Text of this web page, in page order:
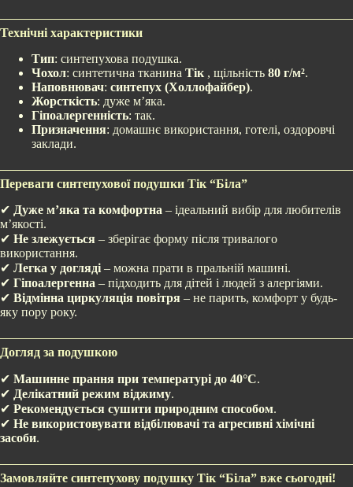
Технічні характеристики
Тип: синтепухова подушка.
Чохол: синтетична тканина Тік , щільність 80 г/м².
Наповнювач: синтепух (Холлофайбер).
Жорсткість: дуже м’яка.
Гіпоалергенність: так.
Призначення: домашнє використання, готелі, оздоровчі
заклади.
Переваги синтепухової подушки Тік “Біла”
✔ Дуже м’яка та комфортна – ідеальний вибір для любителів
м’якості.
✔ Не злежується – зберігає форму після тривалого
використання.
✔ Легка у догляді – можна прати в пральній машині.
✔ Гіпоалергенна – підходить для дітей і людей з алергіями.
✔ Відмінна циркуляція повітря – не парить, комфорт у будь-
яку пору року.
Догляд за подушкою
✔ Машинне прання при температурі до 40°C.
✔ Делікатний режим віджиму.
✔ Рекомендується сушити природним способом.
✔ Не використовувати відбілювачі та агресивні хімічні
засоби.
Замовляйте синтепухову подушку Тік “Біла” вже сьогодні!